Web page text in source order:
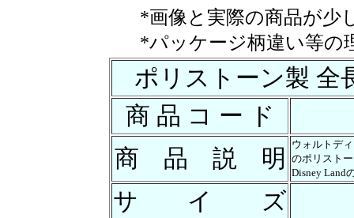
*画像と実際の商品が少
*パッケージ柄違い等の
ポリストーン製 全
商 品 コ ー ド
商 品 説 明
ウォルトデ
のポリスト
Disney Land
サ イ ズ